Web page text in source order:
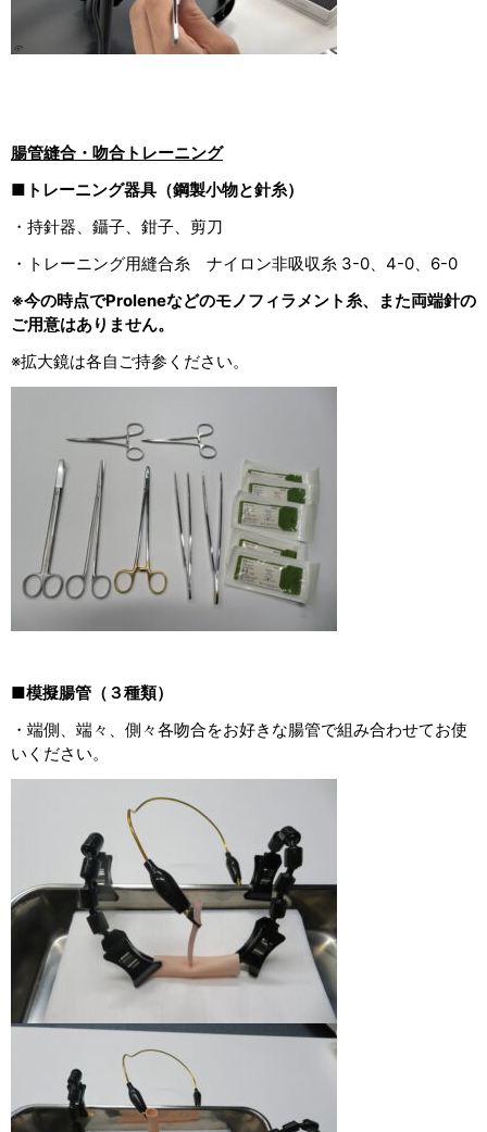
腸管縫合・吻合トレーニング
■トレーニング器具（鋼製小物と針糸）
・持針器、鑷子、鉗子、剪刀
・トレーニング用縫合糸 ナイロン非吸収糸 3-0、4-0、6-0
※今の時点でProleneなどのモノフィラメント糸、また両端針の
ご用意はありません。
※拡大鏡は各自ご持参ください。
■模擬腸管（３種類）
・端側、端々、側々各吻合をお好きな腸管で組み合わせてお使
いください。